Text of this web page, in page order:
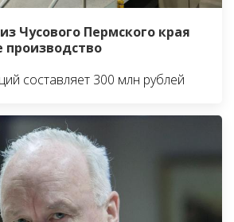
Чусового Пермского края
производство
составляет 300 млн рублей